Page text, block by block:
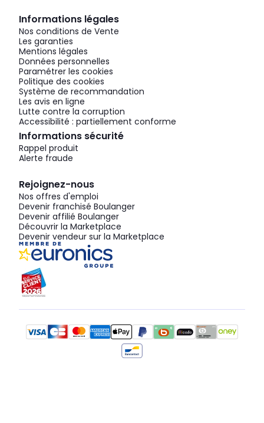
Informations légales
Nos conditions de Vente
Les garanties
Mentions légales
Données personnelles
Paramétrer les cookies
Politique des cookies
Système de recommandation
Les avis en ligne
Lutte contre la corruption
Accessibilité : partiellement conforme
Informations sécurité
Rappel produit
Alerte fraude
Rejoignez-nous
Nos offres d'emploi
Devenir franchisé Boulanger
Devenir affilié Boulanger
Découvrir la Marketplace
Devenir vendeur sur la Marketplace